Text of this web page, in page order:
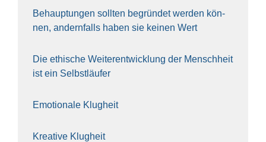
Behaup­tun­gen soll­ten begrün­det wer­den kön­
nen, andern­falls haben sie kei­nen Wert
Die ethi­sche Wei­ter­ent­wick­lung der Mensch­heit
ist ein Selbst­läu­fer
Emo­tio­na­le Klug­heit
Krea­ti­ve Klug­heit